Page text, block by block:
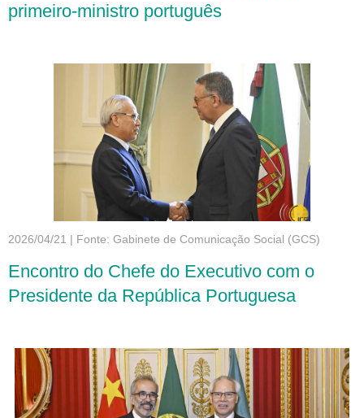
primeiro-ministro português
2026/04/21 | Fonte: Gabinete de Comunicação Social (GCS)
Encontro do Chefe do Executivo com o
Presidente da República Portuguesa